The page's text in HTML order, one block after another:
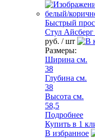
Быстрый
Стул
руб. / шт
Размеры:
Ширина см.
38
Глубина см.
38
Высота см.
58,5
Подробнее
Купить в 1
В избранное